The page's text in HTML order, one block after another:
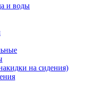
и воды
на сидения)